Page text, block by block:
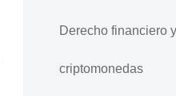
Derecho financiero y
criptomonedas